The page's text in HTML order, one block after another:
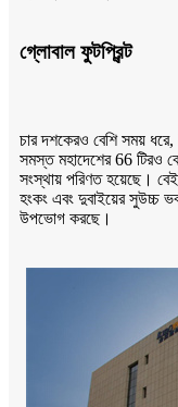
গ্লোবাল ফুটপ্রিন্ট
চার দশকেরও বেশি সময়
সমস্ত মহাদেশের 66 টিরও
সংস্থায় পরিণত হয়েছে।
হংকং এবং দুবাইয়ের সুউচ্চ
উপভোগ করছে।